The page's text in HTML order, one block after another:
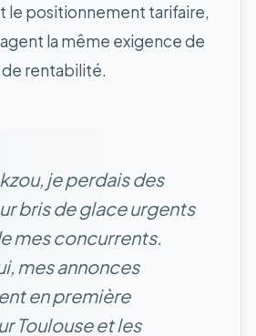
le positionnement tarifaire,
la même exigence de
rentabilité.
je perdais des
bris de glace urgents
mes concurrents.
mes annonces
en première
Toulouse et les